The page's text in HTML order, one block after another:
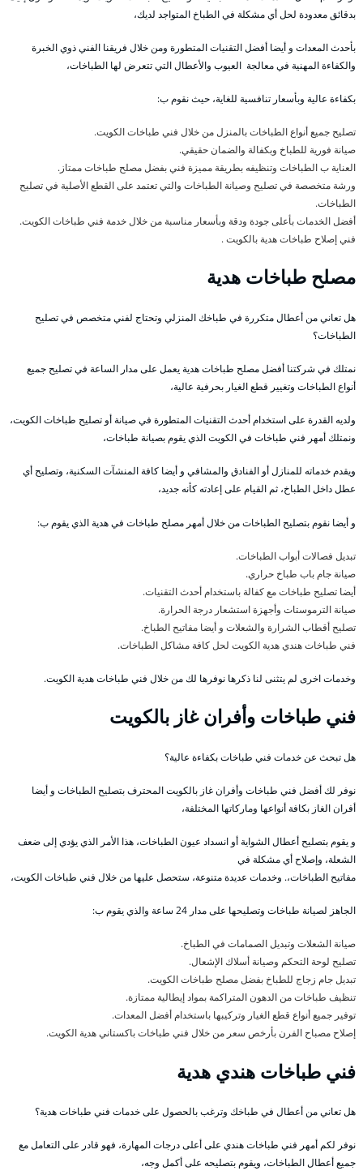
بدقائق معدودة لحل أي مشكلة في الطباخ المتواجد لديك،
بأحدث المعدات و أيضا أفضل التقنيات المتطورة ومن خلال فريقنا الفني ذوي الخبرة
والكفاءة المهنية في معالجة العيوب والأعطال التي تتعرض لها الطباخات،
بكفاءة عالية وبأسعار تنافسية للغاية، حيث نقوم ب:
تصليح جميع أنواع الطباخات بالمنزل من خلال فني طباخات الكويت.
صيانة فورية للطباخ وبكفالة والضمان حقيقي.
العناية ب الطباخات وتنظيفه بطريقة مميزة فني بفضل مصلح طباخات ممتاز.
ورشة متخصصة في تصليح وصيانة الطباخات والتي تعتمد على القطع الأصلية في تصليح
الطباخات.
أفضل الخدمات بأعلى جودة ودقة وبأسعار مناسبة من خلال خدمة فني طباخات الكويت.
فني إصلاح طباخات هدية بالكويت .
مصلح طباخات هدية
هل تعاني من أعطال متكررة في طباخك المنزلي وتحتاج لفني متخصص في تصليح
الطباخات؟
نمتلك في شركتنا أفضل مصلح طباخات هدية يعمل على مدار الساعة في تصليح جميع
أنواع الطباخات وتغيير قطع الغيار بحرفية عالية،
ولديه القدرة على استخدام أحدث التقنيات المتطورة في صيانة أو تصليح طباخات الكويت،
ونمتلك أمهر فني طباخات في الكويت الذي يقوم بصيانة طباخات،
ويقدم خدماته للمنازل أو الفنادق والمشافي و أيضا كافة المنشآت السكنية، وتصليح أي
عطل داخل الطباخ، ثم القيام على إعادته كأنه جديد،
و أيضا نقوم بتصليح الطباخات من خلال أمهر مصلح طباخات في هدية الذي يقوم ب:
تبديل فصالات أبواب الطباخات.
صيانة جام باب طباخ حراري.
أيضا تصليح طباخات مع كفالة باستخدام أحدث التقنيات.
صيانة الترموستات وأجهزة استشعار درجة الحرارة.
تصليح أقطاب الشرارة والشعلات و أيضا مفاتيح الطباخ.
فني طباخات هندي هدية الكويت لحل كافة مشاكل الطباخات.
وخدمات اخرى لم يتثنى لنا ذكرها نوفرها لك من خلال فني طباخات هدية الكويت.
فني طباخات وأفران غاز بالكويت
هل تبحث عن خدمات فني طباخات بكفاءة عالية؟
نوفر لك أفضل فني طباخات وأفران غاز بالكويت المحترف بتصليح الطباخات و أيضا
أفران الغاز بكافة أنواعها وماركاتها المختلفة،
و يقوم بتصليح أعطال الشواية أو انسداد عيون الطباخات، هذا الأمر الذي يؤدي إلى ضعف
الشعلة، وإصلاح أي مشكلة في
مفاتيح الطباخات،. وخدمات عديدة متنوعة، ستحصل عليها من خلال فني طباخات الكويت،
الجاهز لصيانة طباخات وتصليحها على مدار 24 ساعة والذي يقوم ب:
صيانة الشعلات وتبديل الصمامات في الطباخ.
تصليح لوحة التحكم وصيانة أسلاك الإشعال.
تبديل جام زجاج للطباخ بفضل مصلح طباخات الكويت.
تنظيف طباخات من الدهون المتراكمة بمواد إيطالية ممتازة.
توفير جميع أنواع قطع الغيار وتركيبها باستخدام أفضل المعدات.
إصلاح مصباح الفرن بأرخص سعر من خلال فني طباخات باكستاني هدية الكويت.
فني طباخات هندي هدية
هل تعاني من أعطال في طباخك وترغب بالحصول على خدمات فني طباخات هدية؟
نوفر لكم أمهر فني طباخات هندي على أعلى درجات المهارة، فهو قادر على التعامل مع
جميع أعطال الطباخات، ويقوم بتصليحه على أكمل وجه،